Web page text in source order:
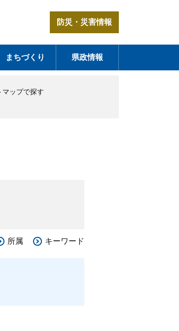
防災・災害情報
まちづくり 県政情報
マップで探す
所属 キーワード